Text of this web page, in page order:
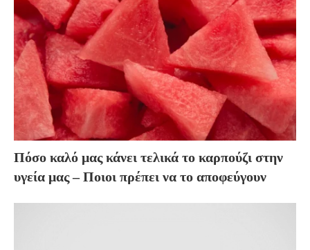
Πόσο καλό μας κάνει τελικά το καρπούζι στην
υγεία μας – Ποιοι πρέπει να το αποφεύγουν